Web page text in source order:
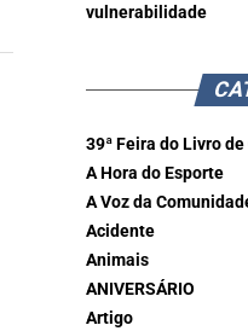
vulnerabilidade
39ª Feira do Livro
A Hora do Esporte
A Voz da
Acidente
Animais
ANIVERSÁRIO
Artigo